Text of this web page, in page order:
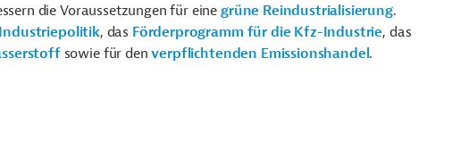
die Voraussetzungen für eine grüne Reindustrialisierung.
, das Förderprogramm für die Kfz-Industrie, das
sowie für denverpflichtenden Emissionshandel.